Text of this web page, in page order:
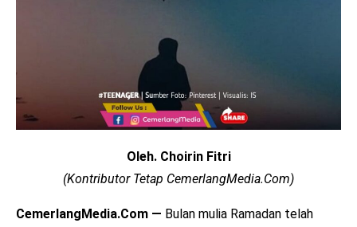
Oleh. Choirin Fitri
(Kontributor Tetap CemerlangMedia.Com)
CemerlangMedia.Com — Bulan mulia Ramadan telah